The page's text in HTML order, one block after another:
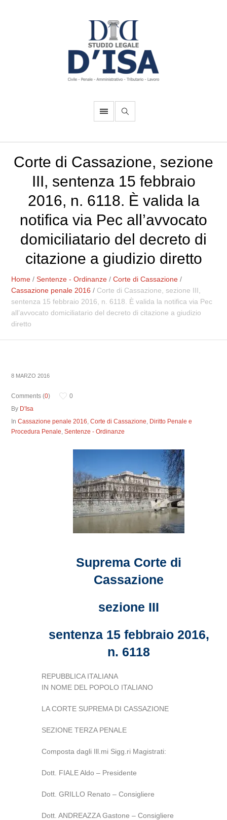
Corte di Cassazione, sezione
III, sentenza 15 febbraio
2016, n. 6118. È valida la
notifica via Pec all’avvocato
domiciliatario del decreto di
citazione a giudizio diretto
Home /Sentenze - Ordinanze /Corte di Cassazione /
Cassazione penale 2016 / Corte di Cassazione, sezione III,
sentenza 15 febbraio 2016, n. 6118. È valida la notifica via Pec
all’avvocato domiciliatario del decreto di citazione a giudizio
diretto
8 MARZO 2016
Comments (0)
0
By D'Isa
InCassazione penale 2016,Corte di Cassazione, Diritto Penale e
Procedura Penale,Sentenze - Ordinanze
Suprema Corte di
Cassazione
sezione III
sentenza 15 febbraio 2016,
n. 6118
REPUBBLICA ITALIANA
IN NOME DEL POPOLO ITALIANO
LA CORTE SUPREMA DI CASSAZIONE
SEZIONE TERZA PENALE
Composta dagli Ill.mi Sigg.ri Magistrati:
Dott. FIALE Aldo – Presidente
Dott. GRILLO Renato – Consigliere
Dott. ANDREAZZA Gastone – Consigliere